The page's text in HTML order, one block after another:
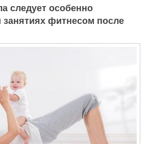
следует особенно
фитнесом после